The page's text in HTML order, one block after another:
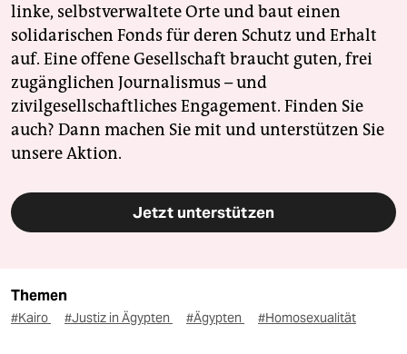
linke, selbstverwaltete Orte und baut einen
solidarischen Fonds für deren Schutz und Erhalt
auf. Eine offene Gesellschaft braucht guten, frei
zugänglichen Journalismus – und
zivilgesellschaftliches Engagement. Finden Sie
auch? Dann machen Sie mit und unterstützen Sie
unsere Aktion.
Jetzt unterstützen
Themen
#Kairo #Justiz in Ägypten #Ägypten #Homosexualität